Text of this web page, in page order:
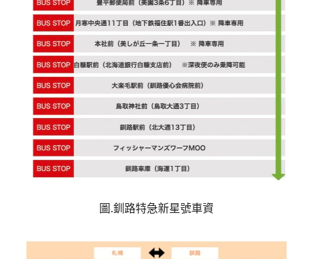
圖.釧路特急新星號車資